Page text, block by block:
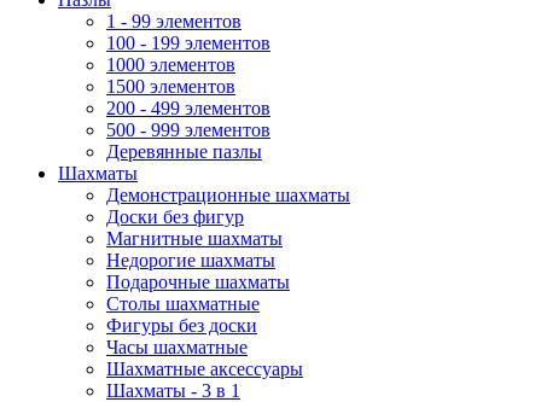
1 - 99 элементов
100 - 199 элементов
1000 элементов
1500 элементов
200 - 499 элементов
500 - 999 элементов
Деревянные пазлы
Шахматы
Демонстрационные шахматы
Доски без фигур
Магнитные шахматы
Недорогие шахматы
Подарочные шахматы
Столы шахматные
Фигуры без доски
Часы шахматные
Шахматные аксессуары
Шахматы - 3 в 1